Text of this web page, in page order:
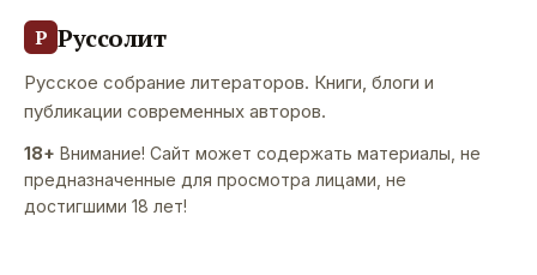
Р Руссолит
Русское собрание литераторов. Книги, блоги и
публикации современных авторов.
18+ Внимание! Сайт может содержать материалы, не
предназначенные для просмотра лицами, не
достигшими 18 лет!